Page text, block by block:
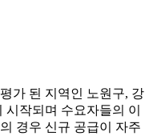
가 된 지역인 노원구, 강
작되며 수요자들의 이
경우 신규 공급이 자주